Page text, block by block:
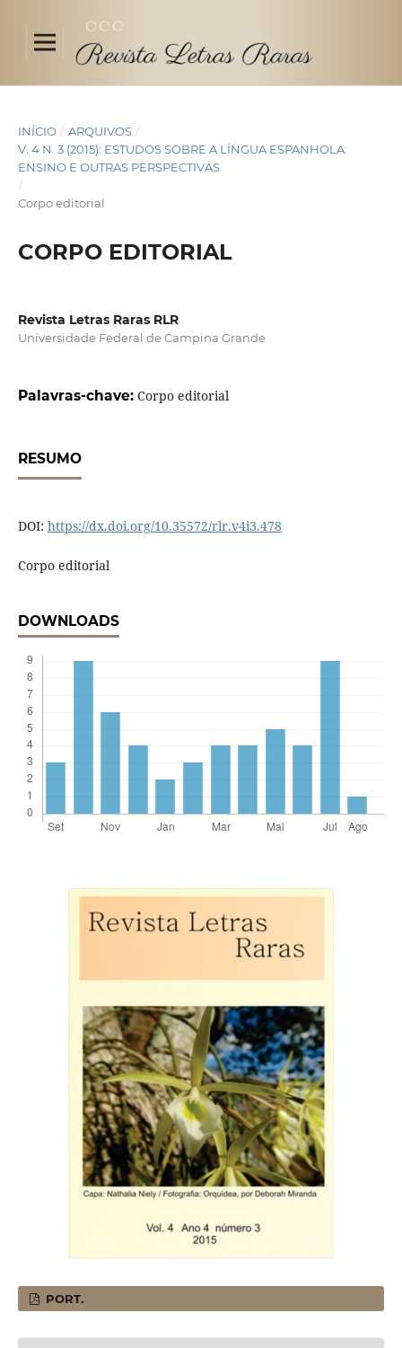
INÍCIO / ARQUIVOS /
V. 4 N. 3 (2015): ESTUDOS SOBRE A LÍNGUA ESPANHOLA:
ENSINO E OUTRAS PERSPECTIVAS
/
Corpo editorial
CORPO EDITORIAL
Revista Letras Raras RLR
Universidade Federal de Campina Grande
Palavras-chave: Corpo editorial
RESUMO
DOI: https://dx.doi.org/10.35572/rlr.v4i3.478
Corpo editorial
DOWNLOADS
PORT.